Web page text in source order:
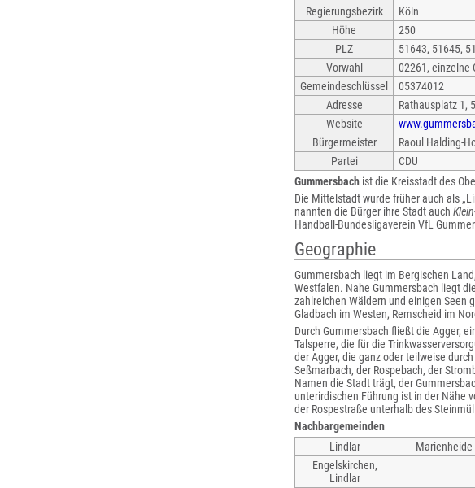
Regierungsbezirk
Köln
Höhe
250
PLZ
51643, 51645,
Vorwahl
02261, einzelne
Gemeindeschlüssel
05374012
Adresse
Rathausplatz 1,
Website
Bürgermeister
Raoul Halding-
Partei
CDU
Gummersbach ist die Kreisstadt des
Die Mittelstadt wurde früher auch als
nannten die Bürger ihre Stadt auch
Handball-Bundesligaverein VfL
Geographie
Gummersbach liegt im Bergischen
Westfalen. Nahe Gummersbach liegt
zahlreichen Wäldern und einigen Seen
Gladbach im Westen, Remscheid im
Durch Gummersbach fließt die Agger,
Talsperre, die für die
der Agger, die ganz oder teilweise
Seßmarbach, der Rospebach, der
Namen die Stadt trägt, der
unterirdischen Führung ist in der Nähe
der Rospestraße unterhalb des
Nachbargemeinden
Lindlar
Marienheide
Engelskirchen,
Lindlar